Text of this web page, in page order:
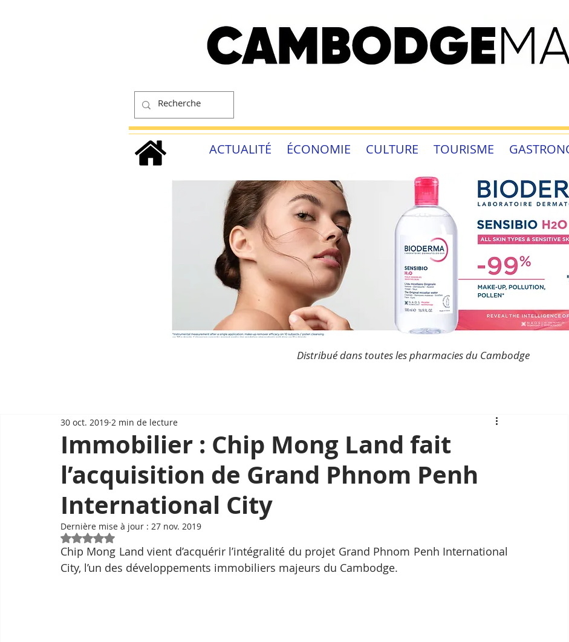
ACTUALITÉ ÉCONOMIE CULTURE TOURISME
Distribué dans toutes les pharmacies du Cambodge
Immobilier : Chip Mong Land fait
l’acquisition de Grand Phnom Penh
International City
30 oct. 2019 2 min de lecture
Dernière mise à jour : 27 nov. 2019
Noté NaN étoiles sur 5.
Chip Mong Land vient d’acquérir l’intégralité du projet Grand Phnom Penh International
City, l’un des développements immobiliers majeurs du Cambodge.